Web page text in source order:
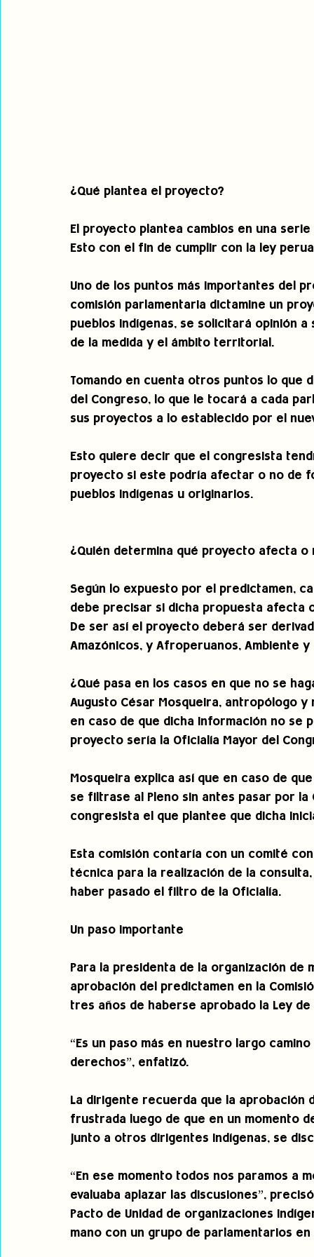
¿Qué plantea el proyecto?
El proyecto plantea cambios en una
Esto con el fin de cumplir con la ley
Uno de los puntos más importantes del
comisión parlamentaria dictamine un
pueblos indígenas, se solicitará opinión
de la medida y el ámbito territorial.
Tomando en cuenta otros puntos lo que
del Congreso, lo que le tocará a cada
sus proyectos a lo establecido por el
Esto quiere decir que el congresista
proyecto si este podría afectar o no de
pueblos indígenas u originarios.
¿Quién determina qué proyecto afecta o
Según lo expuesto por el predictamen,
debe precisar si dicha propuesta afecta
De ser así el proyecto deberá ser
Amazónicos, y Afroperuanos, Ambiente y
¿Qué pasa en los casos en que no se
Augusto César Mosqueira, antropólogo
en caso de que dicha información no se
proyecto sería la Oficialía Mayor del
Mosqueira explica así que en caso de
se filtrase al Pleno sin antes pasar por
congresista el que plantee que dicha
Esta comisión contaría con un comité
técnica para la realización de la
haber pasado el filtro de la Oficialía.
Un paso importante
Para la presidenta de la organización de
aprobación del predictamen en la
tres años de haberse aprobado la Ley de
“Es un paso más en nuestro largo
derechos”, enfatizó.
La dirigente recuerda que la
frustrada luego de que en un momento
junto a otros dirigentes indígenas, se
“En ese momento todos nos paramos a
evaluaba aplazar las discusiones”,
Pacto de Unidad de organizaciones
mano con un grupo de parlamentarios